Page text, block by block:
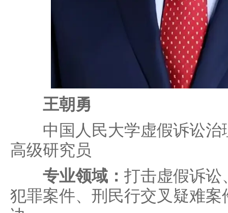
王朝勇
中国人民大学虚假诉讼治
高级研究员
专业领域： 打击虚假诉讼
犯罪案件、刑民行交叉疑难